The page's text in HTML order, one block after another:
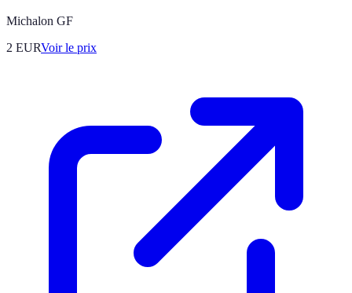
Michalon GF
2 EURVoir le prix